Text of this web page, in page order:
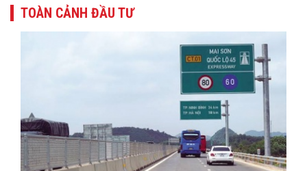
TOÀN CẢNH ĐẦU TƯ